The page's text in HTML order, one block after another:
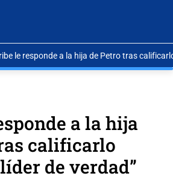
le responde a la hija de Petro tras
a la hija
calificarlo
de verdad”